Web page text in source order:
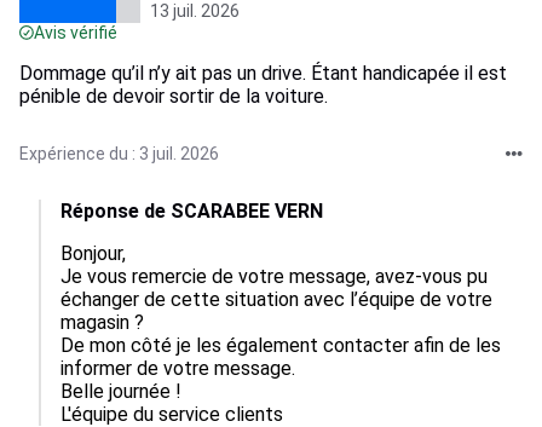
13 juil. 2026
Avis vérifié
Dommage qu’il n’y ait pas un drive. Étant handicapée il est
pénible de devoir sortir de la voiture.
Expérience du : 3 juil. 2026
Réponse de SCARABEE VERN
Bonjour,
Je vous remercie de votre message, avez-vous pu
échanger de cette situation avec l’équipe de votre
magasin ?
De mon côté je les également contacter afin de les
informer de votre message.
Belle journée !
L'équipe du service clients